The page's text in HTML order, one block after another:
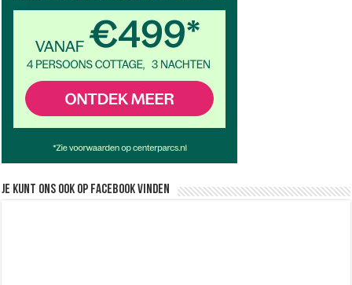
Je kunt ons ook op facebook vinden